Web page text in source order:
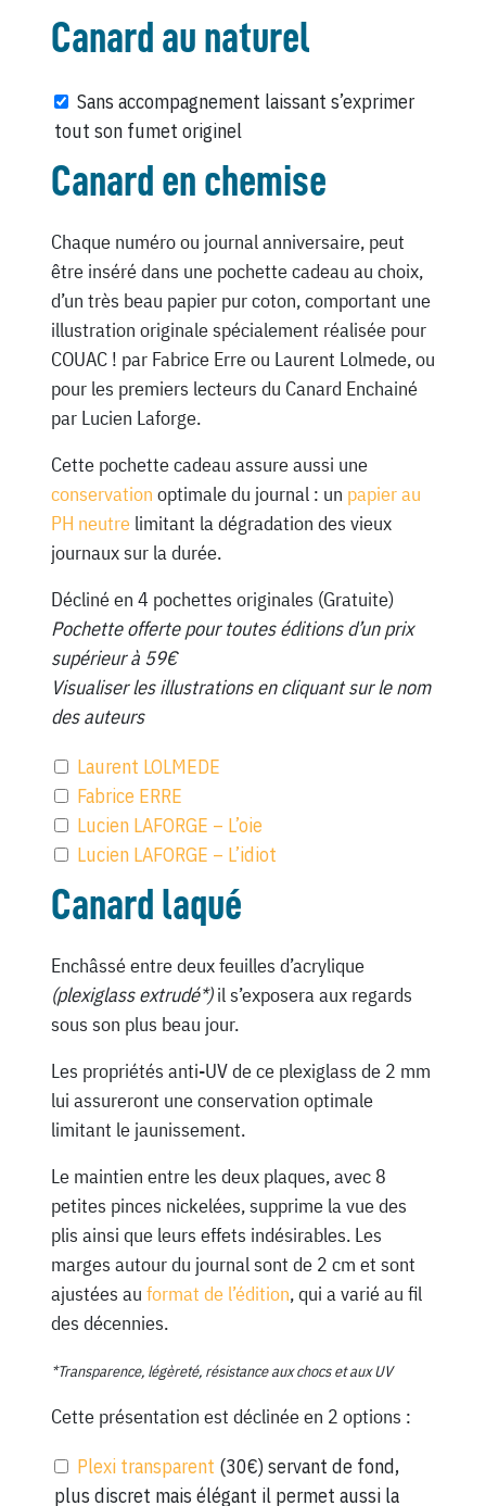
Canard au naturel
Sans accompagnement laissant s’exprimer
tout son fumet originel
Canard en chemise
Chaque numéro ou journal anniversaire, peut
être inséré dans une pochette cadeau au choix,
d’un très beau papier pur coton, comportant une
illustration originale spécialement réalisée pour
COUAC ! par Fabrice Erre ou Laurent Lolmede, ou
pour les premiers lecteurs du Canard Enchainé
par Lucien Laforge.
Cette pochette cadeau assure aussi une
conservation optimale du journal : un papier au
PH neutrelimitant la dégradation des vieux
journaux sur la durée.
Décliné en 4 pochettes originales (Gratuite)
Pochette offerte pour toutes éditions d’un prix
supérieur à 59€
Visualiser les illustrations en cliquant sur le nom
des auteurs
Laurent LOLMEDE
Fabrice ERRE
Lucien LAFORGE – L’oie
Lucien LAFORGE – L’idiot
Canard laqué
Enchâssé entre deux feuilles d’acrylique
(plexiglass extrudé*)il s’exposera aux regards
sous son plus beau jour.
Les propriétés anti-UV de ce plexiglass de 2 mm
lui assureront une conservation optimale
limitant le jaunissement.
Le maintien entre les deux plaques, avec 8
petites pinces nickelées, supprime la vue des
plis ainsi que leurs effets indésirables. Les
marges autour du journal sont de 2 cm et sont
ajustées au format de l’édition, qui a varié au fil
des décennies.
*Transparence, légèreté, résistance aux chocs et aux UV
Cette présentation est déclinée en 2 options :
Plexi transparent (30€) servant de fond,
plus discret mais élégant il permet aussi la